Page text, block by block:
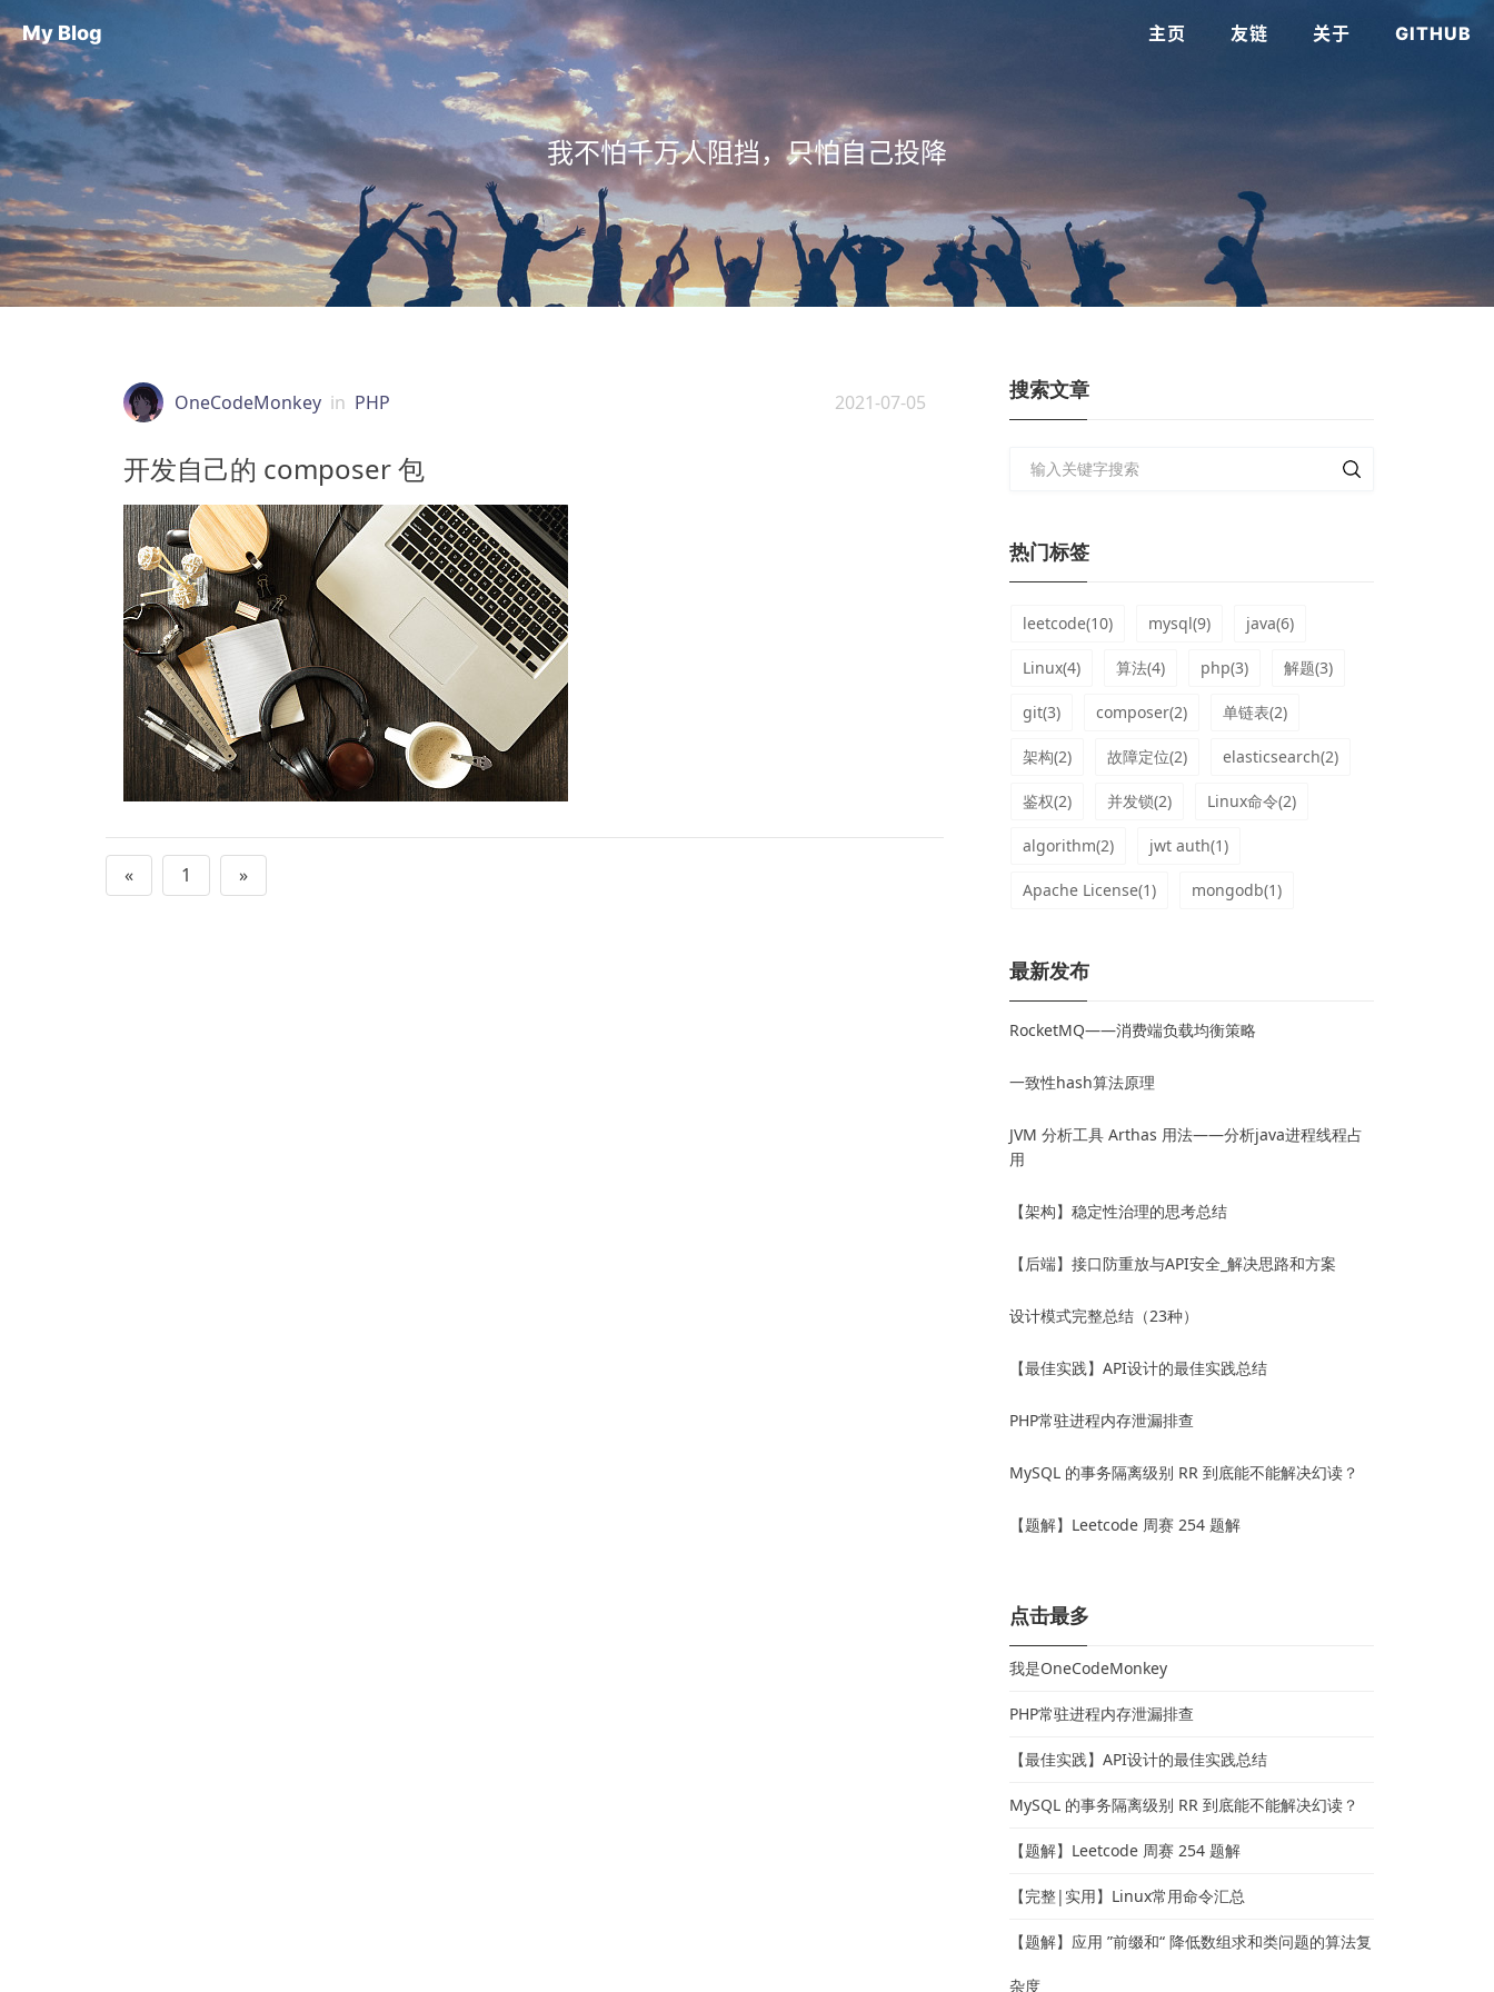
My Blog 主页 友链 关于 GITHUB
我不怕千万人阻挡，只怕自己投降
OneCodeMonkey in PHP 2021-07-05
开发自己的 composer 包
« 1 »
搜索文章
热门标签
leetcode(10) mysql(9) java(6)
Linux(4) 算法(4) php(3) 解题(3)
git(3) composer(2) 单链表(2)
架构(2) 故障定位(2) elasticsearch(2)
鉴权(2) 并发锁(2) Linux命令(2)
algorithm(2) jwt auth(1)
Apache License(1) mongodb(1)
最新发布
RocketMQ——消费端负载均衡策略
一致性hash算法原理
JVM 分析工具 Arthas 用法——分析java进程线程占
用
【架构】稳定性治理的思考总结
【后端】接口防重放与API安全_解决思路和方案
设计模式完整总结（23种）
【最佳实践】API设计的最佳实践总结
PHP常驻进程内存泄漏排查
MySQL 的事务隔离级别 RR 到底能不能解决幻读？
【题解】Leetcode 周赛 254 题解
点击最多
我是OneCodeMonkey
PHP常驻进程内存泄漏排查
【最佳实践】API设计的最佳实践总结
MySQL 的事务隔离级别 RR 到底能不能解决幻读？
【题解】Leetcode 周赛 254 题解
【完整|实用】Linux常用命令汇总
【题解】应用 ”前缀和“ 降低数组求和类问题的算法复
杂度